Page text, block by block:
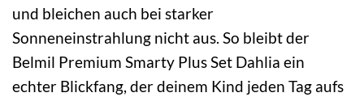
und bleichen auch bei starker
Sonneneinstrahlung nicht aus. So bleibt der
Belmil Premium Smarty Plus Set Dahlia ein
echter Blickfang, der deinem Kind jeden Tag aufs